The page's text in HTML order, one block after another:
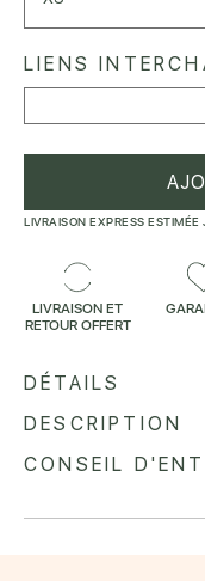
LIENS
LIVRAISON EXPRESS
LIVRAISON ET
RETOUR OFFERT
DÉTAILS
DESCRIPTION
CONSEIL